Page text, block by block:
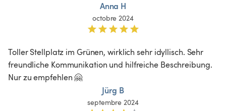
Anna H
octobre 2024
Toller Stellplatz im Grünen, wirklich sehr idyllisch. Sehr
freundliche Kommunikation und hilfreiche Beschreibung.
Nur zu empfehlen 🤗
Jürg B
septembre 2024